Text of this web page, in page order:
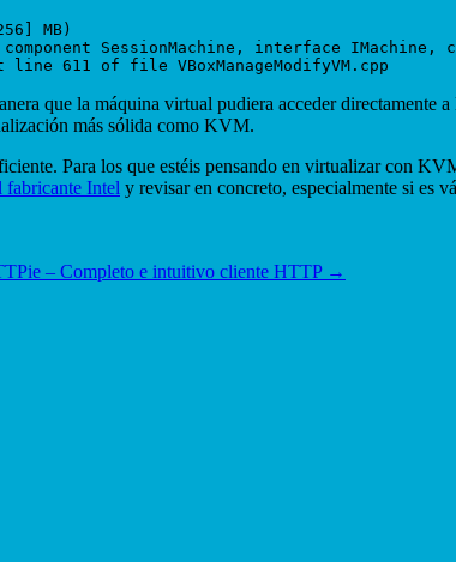
MB)
component SessionMachine, interface
que la máquina virtual pudiera acceder directamente
más sólida como KVM.
Para los que estéis pensando en virtualizar con
fabricante Intel y revisar en concreto, especialmente si es
– Completo e intuitivo cliente HTTP →